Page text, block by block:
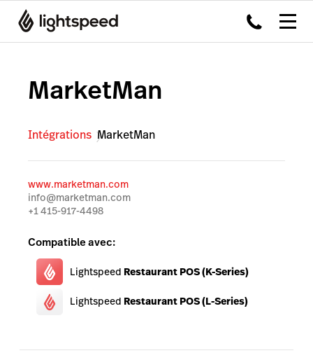
MarketMan
Intégrations MarketMan
www.marketman.com
info@marketman.com
+1 415-917-4498
Compatible avec:
Lightspeed Restaurant POS (K-Series)
Lightspeed Restaurant POS (L-Series)